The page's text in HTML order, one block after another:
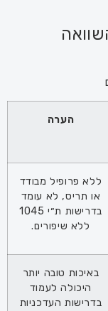
הערה
ללא פרופיל מבודד
או תריס, לא עומד
בדרישות ת״י 1045
ללא שיפורים.
באיכות טובה יותר
היכולה לעמוד
בדרישות העדכניות